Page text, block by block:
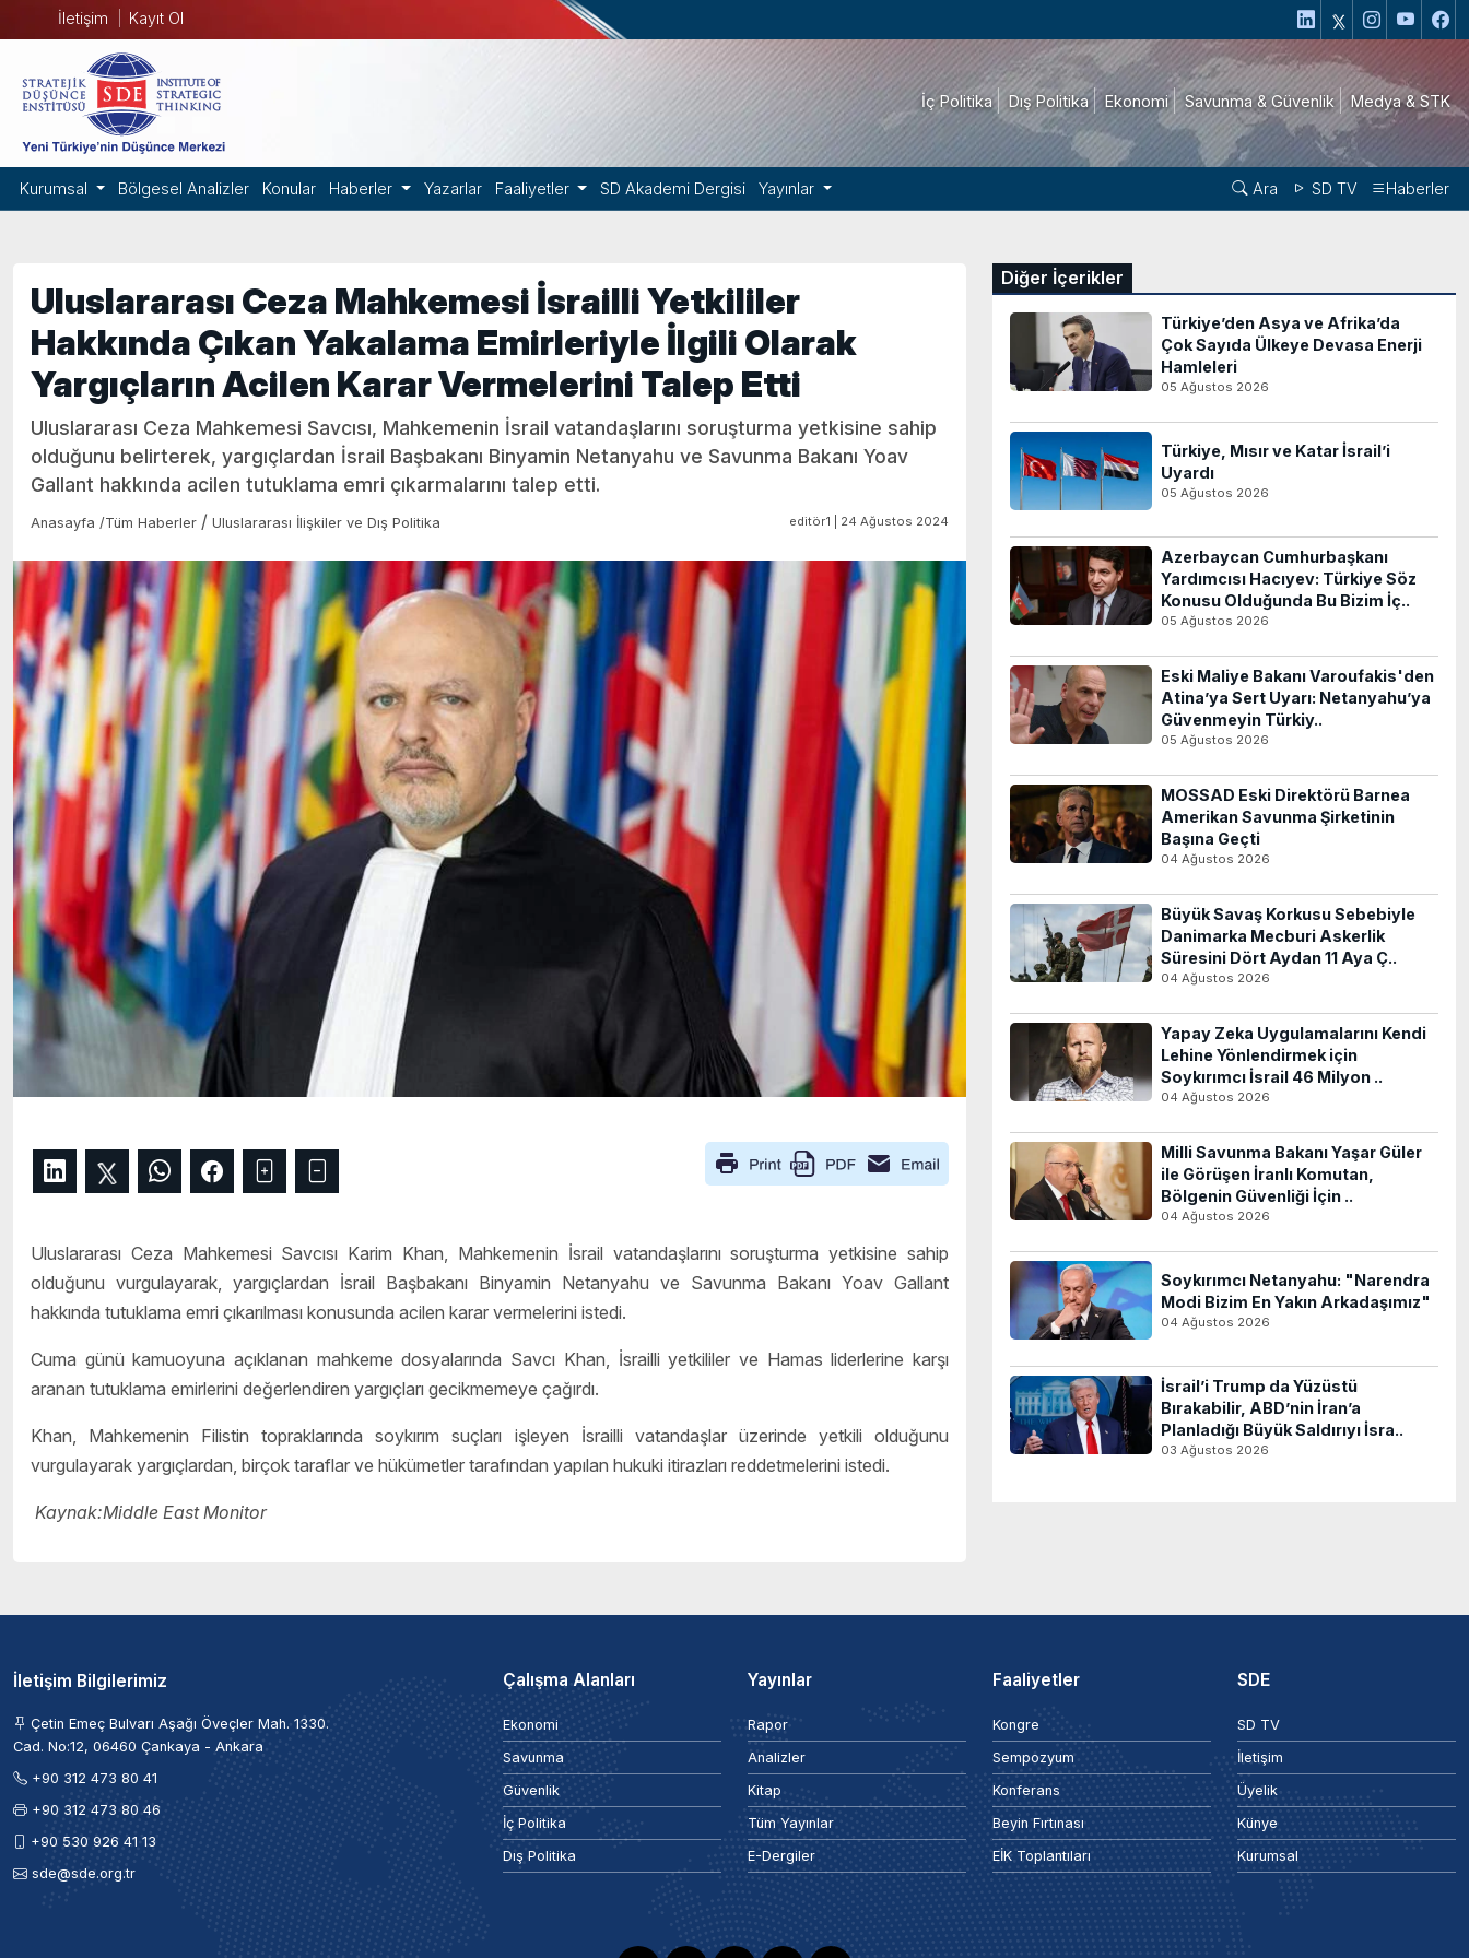
İletişim Kayıt Ol
İç Politika Dış Politika Ekonomi Savunma & Güvenlik Medya & STK
Kurumsal Bölgesel Analizler Konular Haberler Yazarlar Faaliyetler SD Akademi Dergisi Yayınlar Ara SD TV Haberler
Uluslararası Ceza Mahkemesi İsrailli Yetkililer
Hakkında Çıkan Yakalama Emirleriyle İlgili Olarak
Yargıçların Acilen Karar Vermelerini Talep Etti
Uluslararası Ceza Mahkemesi Savcısı, Mahkemenin İsrail vatandaşlarını soruşturma yetkisine sahip
olduğunu belirterek, yargıçlardan İsrail Başbakanı Binyamin Netanyahu ve Savunma Bakanı Yoav
Gallant hakkında acilen tutuklama emri çıkarmalarını talep etti.
Anasayfa /Tüm Haberler / Uluslararası İlişkiler ve Dış Politika editör1 | 24 Ağustos 2024
Uluslararası Ceza Mahkemesi Savcısı Karim Khan, Mahkemenin İsrail vatandaşlarını soruşturma yetkisine sahip
olduğunu vurgulayarak, yargıçlardan İsrail Başbakanı Binyamin Netanyahu ve Savunma Bakanı Yoav Gallant
hakkında tutuklama emri çıkarılması konusunda acilen karar vermelerini istedi.
Cuma günü kamuoyuna açıklanan mahkeme dosyalarında Savcı Khan, İsrailli yetkililer ve Hamas liderlerine karşı
aranan tutuklama emirlerini değerlendiren yargıçları gecikmemeye çağırdı.
Khan, Mahkemenin Filistin topraklarında soykırım suçları işleyen İsrailli vatandaşlar üzerinde yetkili olduğunu
vurgulayarak yargıçlardan, birçok taraflar ve hükümetler tarafından yapılan hukuki itirazları reddetmelerini istedi.
Kaynak:Middle East Monitor
Diğer İçerikler
Türkiye’den Asya ve Afrika’da
Çok Sayıda Ülkeye Devasa Enerji
Hamleleri
05 Ağustos 2026
Türkiye, Mısır ve Katar İsrail’i
Uyardı
05 Ağustos 2026
Azerbaycan Cumhurbaşkanı
Yardımcısı Hacıyev: Türkiye Söz
Konusu Olduğunda Bu Bizim İç..
05 Ağustos 2026
Eski Maliye Bakanı Varoufakis'den
Atina’ya Sert Uyarı: Netanyahu’ya
Güvenmeyin Türkiy..
05 Ağustos 2026
MOSSAD Eski Direktörü Barnea
Amerikan Savunma Şirketinin
Başına Geçti
04 Ağustos 2026
Büyük Savaş Korkusu Sebebiyle
Danimarka Mecburi Askerlik
Süresini Dört Aydan 11 Aya Ç..
04 Ağustos 2026
Yapay Zeka Uygulamalarını Kendi
Lehine Yönlendirmek için
Soykırımcı İsrail 46 Milyon ..
04 Ağustos 2026
Milli Savunma Bakanı Yaşar Güler
ile Görüşen İranlı Komutan,
Bölgenin Güvenliği İçin ..
04 Ağustos 2026
Soykırımcı Netanyahu: "Narendra
Modi Bizim En Yakın Arkadaşımız"
04 Ağustos 2026
İsrail’i Trump da Yüzüstü
Bırakabilir, ABD’nin İran’a
Planladığı Büyük Saldırıyı İsra..
03 Ağustos 2026
İletişim Bilgilerimiz
Çetin Emeç Bulvarı Aşağı Öveçler Mah. 1330.
Cad. No:12, 06460 Çankaya - Ankara
+90 312 473 80 41
+90 312 473 80 46
+90 530 926 41 13
sde@sde.org.tr
Çalışma Alanları
Ekonomi
Savunma
Güvenlik
İç Politika
Dış Politika
Yayınlar
Rapor
Analizler
Kitap
Tüm Yayınlar
E-Dergiler
Faaliyetler
Kongre
Sempozyum
Konferans
Beyin Fırtınası
EİK Toplantıları
SDE
SD TV
İletişim
Üyelik
Künye
Kurumsal